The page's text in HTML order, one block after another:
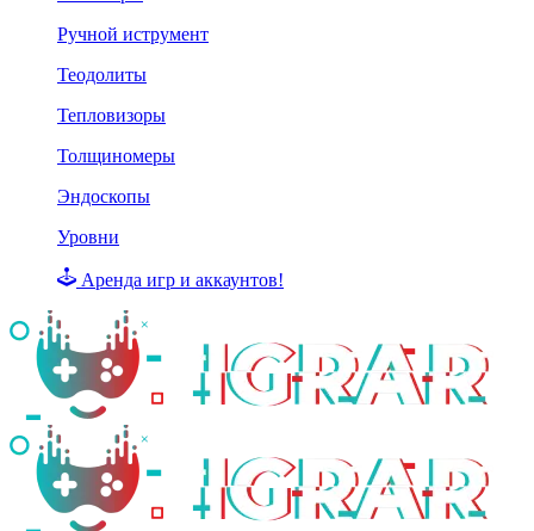
Ручной иструмент
Теодолиты
Тепловизоры
Толщиномеры
Эндоскопы
Уровни
Аренда игр и аккаунтов!